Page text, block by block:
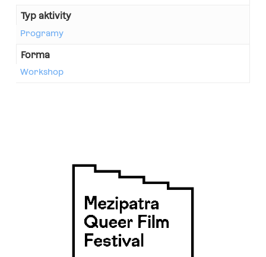
Typ aktivity
Programy
Forma
Workshop